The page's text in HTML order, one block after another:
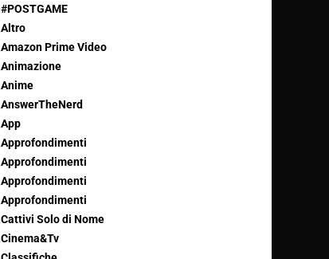
#POSTGAME
Altro
Amazon Prime Video
Animazione
Anime
AnswerTheNerd
App
Approfondimenti
Approfondimenti
Approfondimenti
Approfondimenti
Cattivi Solo di Nome
Cinema&Tv